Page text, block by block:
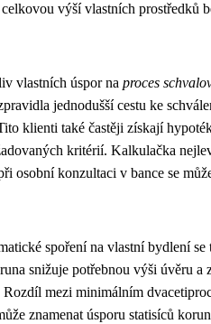
výší vlastních prostředků
vlastních úspor na proces
jednodušší cestu ke
klienti také častěji získají
kritérií. Kalkulačka
osobní konzultaci v bance se
spoření na vlastní bydlení
snižuje potřebnou výši úvěru a
mezi minimálním
znamenat úsporu statisíců